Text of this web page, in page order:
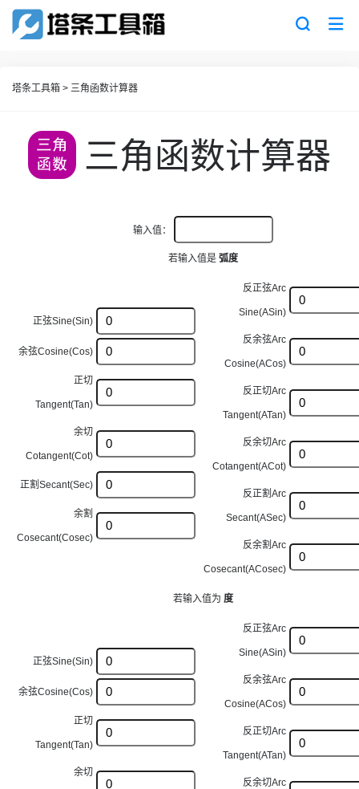
塔条工具箱 > 三角函数计算器
三角函数计算器
输入值：
若输入值是 弧度
正弦Sine(Sin)
余弦Cosine(Cos)
正切
Tangent(Tan)
余切
Cotangent(Cot)
正割Secant(Sec)
余割
Cosecant(Cosec)
反正弦Arc
Sine(ASin)
反余弦Arc
Cosine(ACos)
反正切Arc
Tangent(ATan)
反余切Arc
Cotangent(ACot)
反正割Arc
Secant(ASec)
反余割Arc
Cosecant(ACosec)
若输入值为 度
正弦Sine(Sin)
余弦Cosine(Cos)
正切
Tangent(Tan)
余切
反正弦Arc
Sine(ASin)
反余弦Arc
Cosine(ACos)
反正切Arc
Tangent(ATan)
反余切Arc